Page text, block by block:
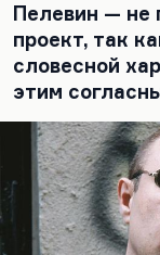
Пелевин — не
проект, так
словесной
этим